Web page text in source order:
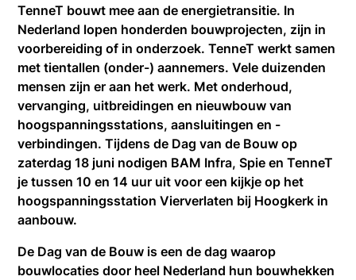
TenneT bouwt mee aan de energietransitie. In
Nederland lopen honderden bouwprojecten, zijn in
voorbereiding of in onderzoek. TenneT werkt samen
met tientallen (onder-) aannemers. Vele duizenden
mensen zijn er aan het werk. Met onderhoud,
vervanging, uitbreidingen en nieuwbouw van
hoogspanningsstations, aansluitingen en -
verbindingen. Tijdens de Dag van de Bouw op
zaterdag 18 juni nodigen BAM Infra, Spie en TenneT
je tussen 10 en 14 uur uit voor een kijkje op het
hoogspanningsstation Vierverlaten bij Hoogkerk in
aanbouw.
De Dag van de Bouw is een de dag waarop
bouwlocaties door heel Nederland hun bouwhekken